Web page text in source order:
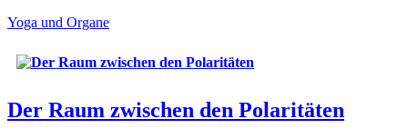
Yoga und Organe
Der Raum zwischen den Polaritäten